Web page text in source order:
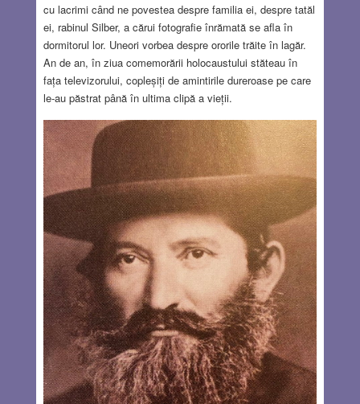
cu lacrimi când ne povestea despre familia ei, despre tatăl
ei, rabinul Silber, a cărui fotografie înrămată se afla în
dormitorul lor. Uneori vorbea despre ororile trăite în lagăr.
An de an, în ziua comemorării holocaustului stăteau în
fața televizorului, copleșiți de amintirile dureroase pe care
le-au păstrat până în ultima clipă a vieții.